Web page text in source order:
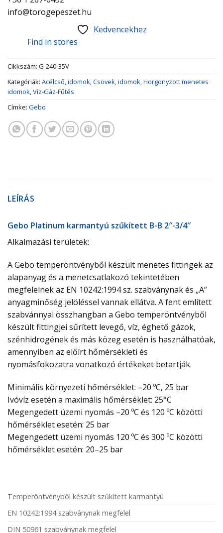
info@torogepeszet.hu
Kedvencekhez
Find in stores
Cikkszám: G-240-35V
Kategóriák: Acélcső, idomok,Csövek, idomok,Horgonyzott menetes
idomok,Víz-Gáz-Fűtés
Címke: Gebo
LEÍRÁS
Gebo Platinum karmantyú szűkített B-B 2″-3/4″
Alkalmazási területek:
A Gebo temperöntvényből készült menetes fittingek az
alapanyag és a menetcsatlakozó tekintetében
megfelelnek az EN 10242:1994 sz. szabványnak és „A”
anyagminőség jelöléssel vannak ellátva. A fent említett
szabvánnyal összhangban a Gebo temperöntvényből
készült fittingjei sűrített levegő, víz, éghető gázok,
szénhidrogének és más közeg esetén is használhatóak,
amennyiben az előírt hőmérsékleti és
nyomásfokozatra vonatkozó értékeket betartják.
Minimális környezeti hőmérséklet: –20 ºC, 25 bar
Ivóvíz esetén a maximális hőmérséklet: 25°C
Megengedett üzemi nyomás –20 ºC és 120 ºC közötti
hőmérséklet esetén: 25 bar
Megengedett üzemi nyomás 120 ºC és 300 ºC közötti
hőmérséklet esetén: 20–25 bar
Temperöntvényből készült szűkített karmantyú
EN 10242:1994 szabványnak megfelel
DIN 50961 szabványnak megfelel